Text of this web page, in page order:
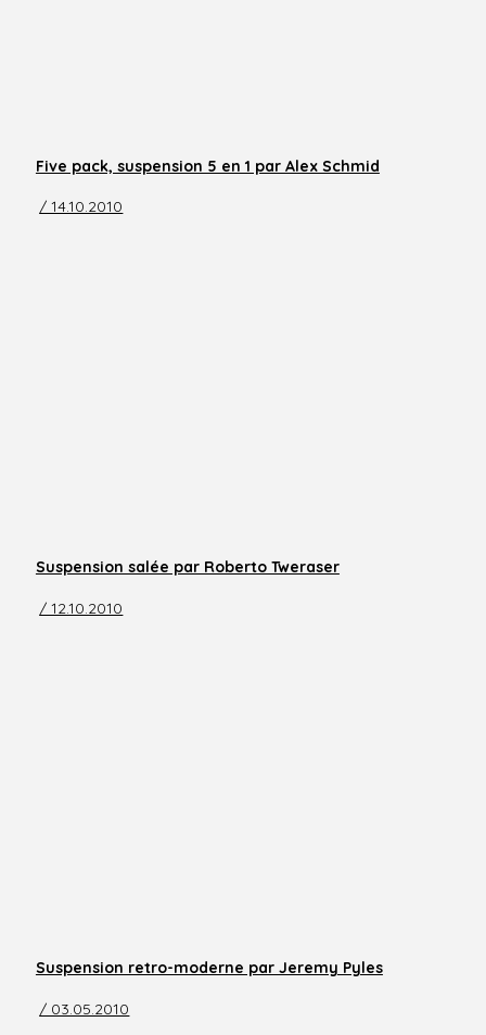
Five pack, suspension 5 en 1 par Alex Schmid
/ 14.10.2010
Suspension salée par Roberto Tweraser
/ 12.10.2010
Suspension retro-moderne par Jeremy Pyles
/ 03.05.2010